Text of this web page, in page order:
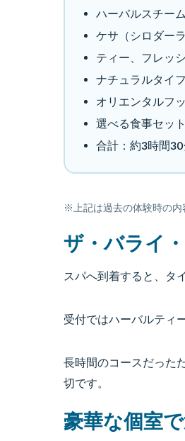
ハーバルスチー
ケサ（シロダー
ティー、フレッ
ナチュラルタイ
オリエンタルフ
選べる食事セット
合計：約3時間
※上記は過去の体験時の内
ザ・バライ
スパへ到着すると、タ
受付ではハーバルティ
長時間のコースだった
切です。
豪華な個室